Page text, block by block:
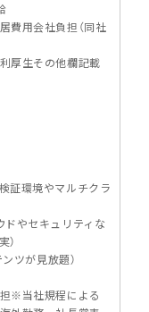
費用会社負担（同社
厚生その他欄記載
証環境やマルチクラ
ドやセキュリティな
）
ツが見放題）
※当社規程による